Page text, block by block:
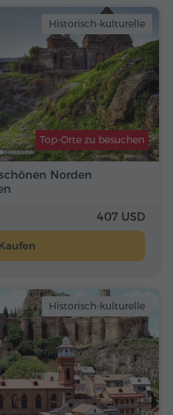
Historisch-kulturelle
Norden
Top-Orte zu besuchen
407 USD
Historisch-kulturelle